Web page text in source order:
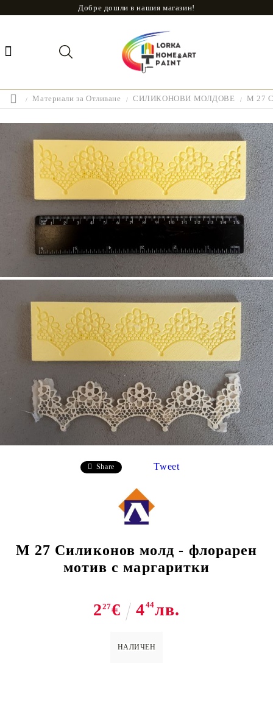
Добре дошли в нашия магазин!
Материали за Отливане СИЛИКОНОВИ МОЛДОВЕ M 27
Share Tweet
M 27 Силиконов молд - флорарен
мотив с маргаритки
227€ 444лв.
НАЛИЧЕН